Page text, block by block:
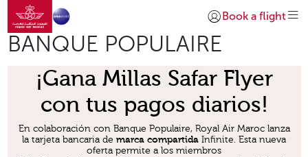
Saltar al contenido principal
Ir a la página de inicio
Iniciar sesión |
Book a flight
BANQUE POPULAIRE
¡Gana Millas Safar Flyer
con tus pagos diarios!
En colaboración con Banque Populaire, Royal Air Maroc lanza
la tarjeta bancaria de marca compartida Infinite. Esta nueva
oferta permite a los miembros